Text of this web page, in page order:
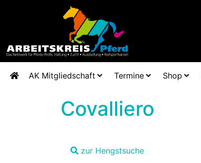
AK Mitgliedschaft Termine Shop
Covalliero
zur Hengstsuche